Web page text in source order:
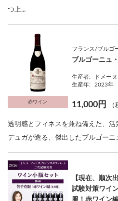
つ上...
赤ワイン
フランス/ブルゴ
ブルゴーニュ
生産者:
ドメー
生産年:
2023年
11,000円 （
透明感とフィネスを兼ね備えた、活
デュガが造る、傑出したブルゴーニ
【現在、順次
試験対策ワイ
服！赤ワイン